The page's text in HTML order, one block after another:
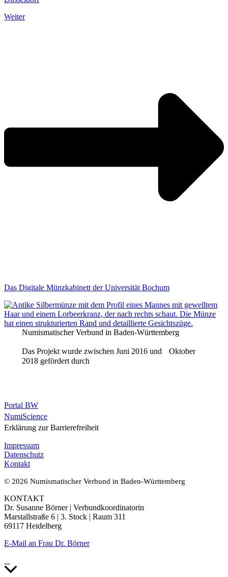
Weiter
Das Digitale Münzkabinett der Universität Bochum
Numismatischer Verbund in Baden-Württemberg
Das Projekt wurde zwischen Juni 2016 und Oktober
2018 gefördert durch
Portal BW
NumiScience
Erklärung zur Barrierefreiheit
Impressum
Datenschutz
Kontakt
© 2026 Numismatischer Verbund in Baden-Württemberg
KONTAKT
Dr. Susanne Börner | Verbundkoordinatorin
Marstallstraße 6 | 3. Stock | Raum 311
69117 Heidelberg
E-Mail an Frau Dr. Börner